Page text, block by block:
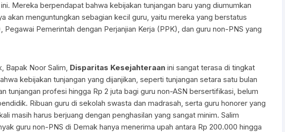
Mereka berpendapat bahwa kebijakan tunjangan baru yang diumumkan
akan menguntungkan sebagian kecil guru, yaitu mereka yang berstatus
Pegawai Pemerintah dengan Perjanjian Kerja (PPK), dan guru non-PNS yang
Bapak Noor Salim, Disparitas Kesejahteraan ini sangat terasa di tingkat
kebijakan tunjangan yang dijanjikan, seperti tunjangan setara satu bulan
tunjangan profesi hingga Rp 2 juta bagi guru non-ASN bersertifikasi, belum
Ribuan guru di sekolah swasta dan madrasah, serta guru honorer yang
masih harus berjuang dengan penghasilan yang sangat minim. Salim
guru non-PNS di Demak hanya menerima upah antara Rp 200.000 hingga